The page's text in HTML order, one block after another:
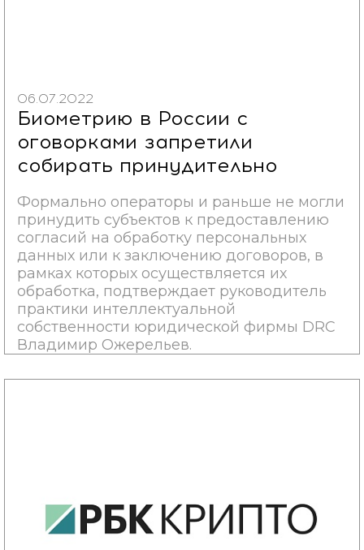
06.07.2022
Биометрию в России с
оговорками запретили
собирать принудительно
Формально операторы и раньше не могли
принудить субъектов к предоставлению
согласий на обработку персональных
данных или к заключению договоров, в
рамках которых осуществляется их
обработка, подтверждает руководитель
практики интеллектуальной
собственности юридической фирмы DRC
Владимир Ожерельев.